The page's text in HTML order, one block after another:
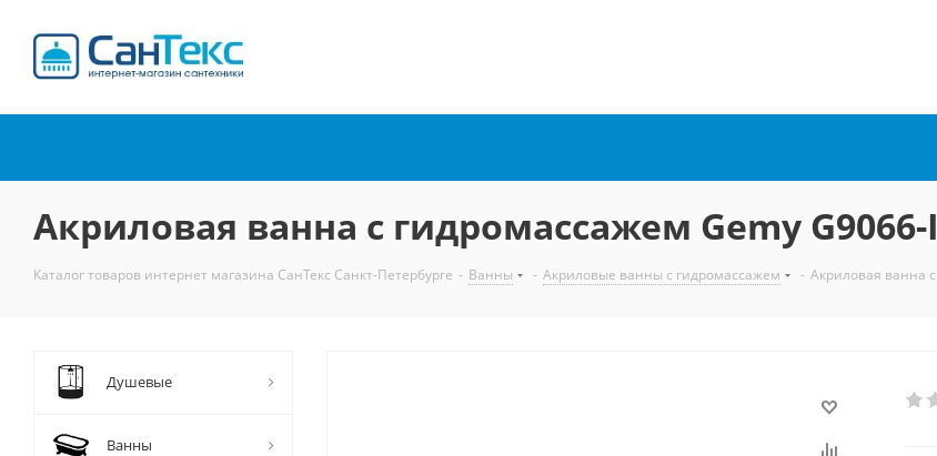
Акриловая ванна с гидромассажем Gemy G9066-
Каталог товаров интернет магазина СанТекс Санкт-Петербурге - Ванны - Акриловые ванны с гидромассажем - Акриловая ванна
Душевые
Ванны